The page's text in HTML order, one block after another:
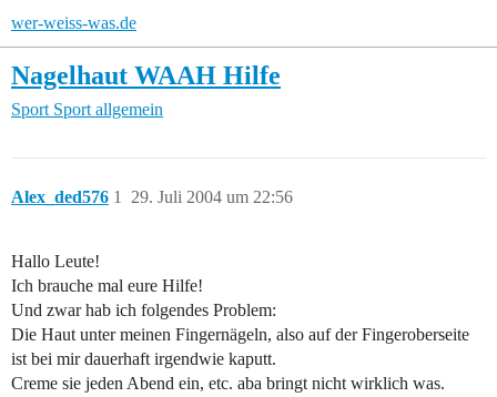
wer-weiss-was.de
Nagelhaut WAAH Hilfe
Sport Sport allgemein
Alex_ded576 29. Juli 2004 um 22:56
1
Hallo Leute!
Ich brauche mal eure Hilfe!
Und zwar hab ich folgendes Problem:
Die Haut unter meinen Fingernägeln, also auf der Fingeroberseite
ist bei mir dauerhaft irgendwie kaputt.
Creme sie jeden Abend ein, etc. aba bringt nicht wirklich was.